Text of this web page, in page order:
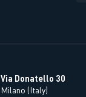
Via Donatello 30
Milano (Italy)